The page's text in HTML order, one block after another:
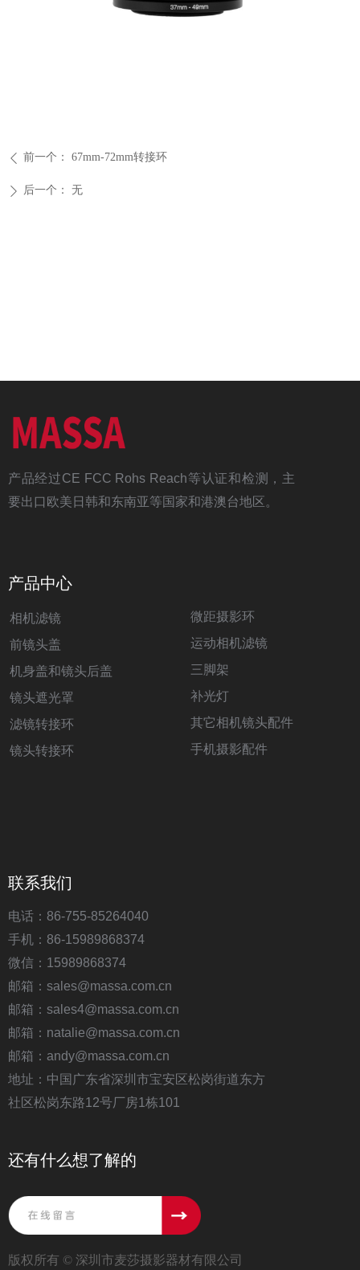
ꄴ 前一个： 67mm-72mm转接环
ꄲ 后一个： 无
还有什么想了解的
版权所有 © 深圳市麦莎摄影器材有限公司
产品经过CE FCC Rohs Reach等认证和检测，主
要出口欧美日韩和东南亚等国家和港澳台地区。
产品中心
相机滤镜
前镜头盖
机身盖和镜头后盖
镜头遮光罩
滤镜转接环
镜头转接环
微距摄影环
运动相机滤镜
三脚架
补光灯
其它相机镜头配件
手机摄影配件
联系我们
电话：86-755-85264040
手机：86-15989868374
微信：15989868374
邮箱：sales@massa.com.cn
邮箱：sales4@massa.com.cn
邮箱：natalie@massa.com.cn
邮箱：andy@massa.com.cn
地址：中国广东省深圳市宝安区松岗街道东方
社区松岗东路12号厂房1栋101